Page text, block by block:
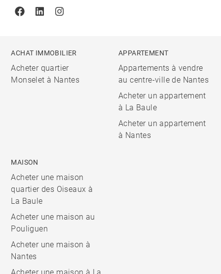
FacebookLinkedinInstagram
ACHAT IMMOBILIER
Acheter quartier
Monselet à Nantes
APPARTEMENT
Appartements à vendre
au centre-ville de Nantes
Acheter un appartement
à La Baule
Acheter un appartement
à Nantes
MAISON
Acheter une maison
quartier des Oiseaux à
La Baule
Acheter une maison au
Pouliguen
Acheter une maison à
Nantes